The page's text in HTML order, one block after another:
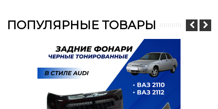
ПОПУЛЯРНЫЕ ТОВАРЫ